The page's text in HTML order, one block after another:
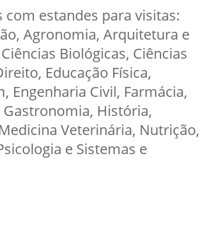
com estandes para visitas:
Agronomia, Arquitetura e
Biológicas, Ciências
Educação Física,
Engenharia Civil, Farmácia,
Gastronomia, História,
Veterinária, Nutrição,
e Sistemas e